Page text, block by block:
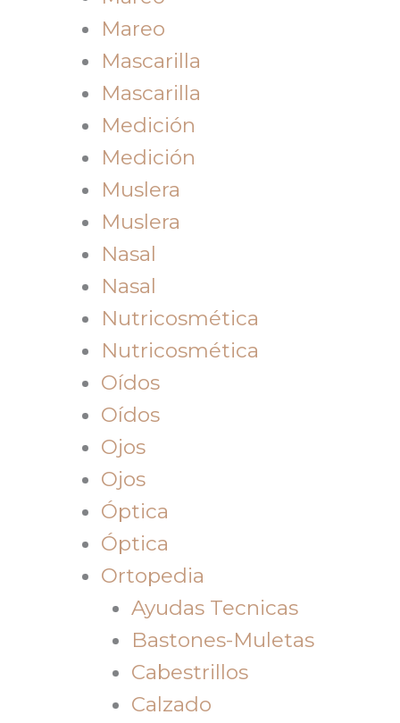
Mareo
Mascarilla
Mascarilla
Medición
Medición
Muslera
Muslera
Nasal
Nasal
Nutricosmética
Nutricosmética
Oídos
Oídos
Ojos
Ojos
Óptica
Óptica
Ortopedia
Ayudas Tecnicas
Bastones-Muletas
Cabestrillos
Calzado